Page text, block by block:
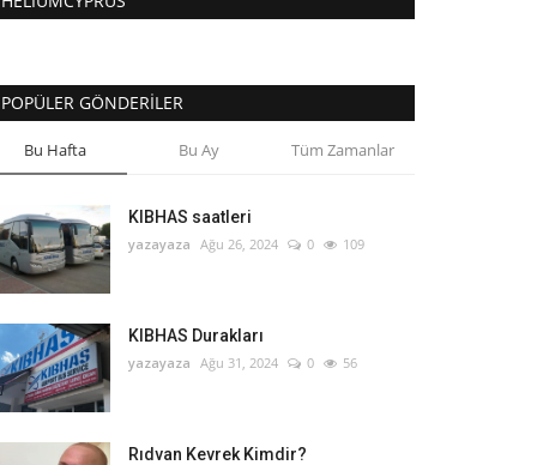
POPÜLER GÖNDERILER
Bu Hafta Bu Ay Tüm Zamanlar
KIBHAS saatleri
yazayaza Ağu 26, 2024 0 109
KIBHAS Durakları
yazayaza Ağu 31, 2024 0 56
Rıdvan Kevrek Kimdir?